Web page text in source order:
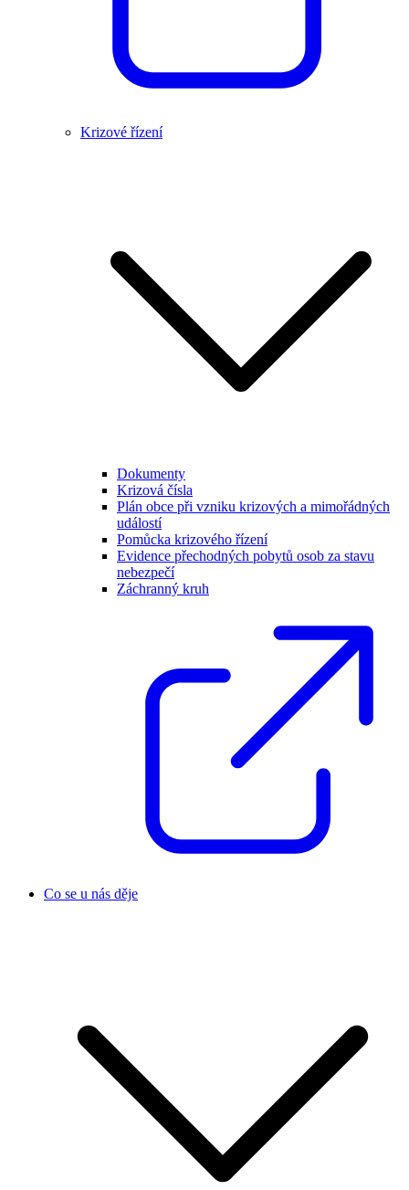
Krizové řízení
Dokumenty
Krizová čísla
Plán obce při vzniku krizových a mimořádných
událostí
Pomůcka krizového řízení
Evidence přechodných pobytů osob za stavu
nebezpečí
Záchranný kruh
Co se u nás děje